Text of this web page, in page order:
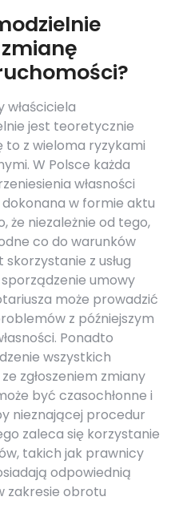
właściciela
jest teoretycznie
to z wieloma ryzykami
W Polsce każda
własności
w formie aktu
że niezależnie od tego,
co do warunków
z usług
umowy
może prowadzić
z późniejszym
Ponadto
wszystkich
zgłoszeniem zmiany
być czasochłonne i
nieznającej procedur
zaleca się korzystanie
takich jak prawnicy
odpowiednią
zakresie obrotu